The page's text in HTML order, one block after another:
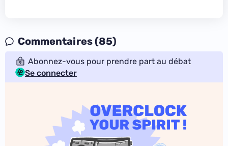
Commentaires (85)
Abonnez-vous pour prendre part au débat
Se connecter